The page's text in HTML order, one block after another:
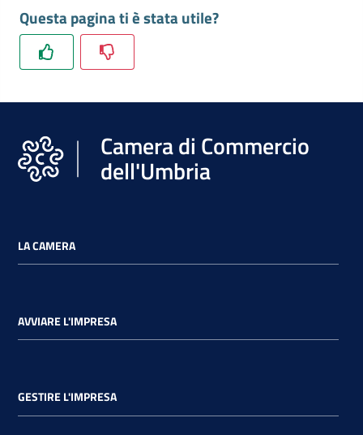
Questa pagina ti è stata utile?
Camera di Commercio
dell'Umbria
LA CAMERA
AVVIARE L'IMPRESA
GESTIRE L'IMPRESA